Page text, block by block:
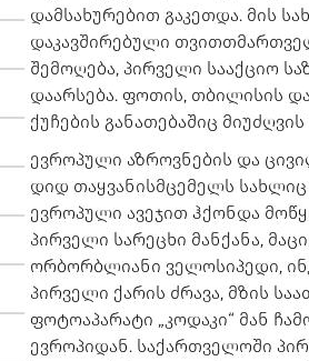
დამსახურებით გაკეთდა. მის
დაკავშირებული
შემოღება, პირველი სააქციო
დაარსება. ფოთის, თბილისის
ქუჩების განათებაშიც
ევროპული აზროვნების და
დიდ თაყვანისმცემელს სახლიც
ევროპული ავეჯით ჰქონდა
პირველი სარეცხი მანქანა,
ორბორბლიანი ველოსიპედი,
პირველი ქარის ძრავა, მზის
ფოტოაპარატი „კოდაკი“ მან
ევროპიდან. საქართველოში